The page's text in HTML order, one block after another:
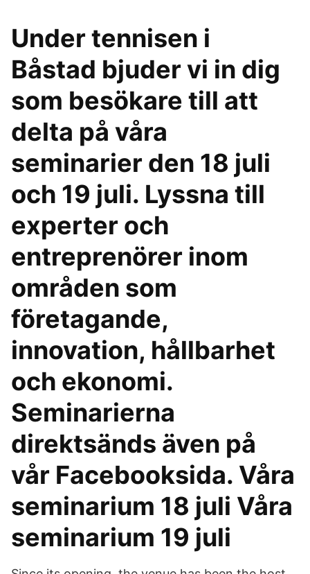
Under tennisen i
Båstad bjuder vi in dig
som besökare till att
delta på våra
seminarier den 18 juli
och 19 juli. Lyssna till
experter och
entreprenörer inom
områden som
företagande,
innovation, hållbarhet
och ekonomi.
Seminarierna
direktsänds även på
vår Facebooksida. Våra
seminarium 18 juli Våra
seminarium 19 juli